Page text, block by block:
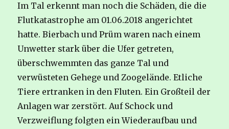
Im Tal erkennt man noch die Schäden, die die
Flutkatastrophe am 01.06.2018 angerichtet
hatte. Bierbach und Prüm waren nach einem
Unwetter stark über die Ufer getreten,
überschwemmten das ganze Tal und
verwüsteten Gehege und Zoogelände. Etliche
Tiere ertranken in den Fluten. Ein Großteil der
Anlagen war zerstört. Auf Schock und
Verzweiflung folgten ein Wiederaufbau und